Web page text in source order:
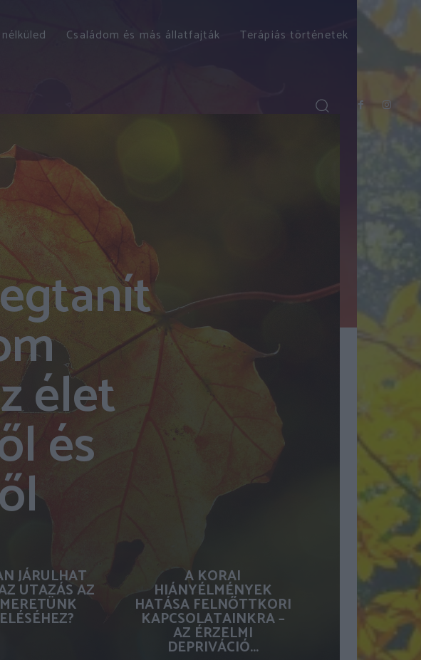
Családom és más állatfajták
Terápiás történetek
élet
és
JÁRULHAT
UTAZÁS AZ
A KORAI
HIÁNYÉLMÉNYEK
HATÁSA FELNŐTTKORI
KAPCSOLATAINKRA –
AZ ÉRZELMI
DEPRIVÁCIÓ...